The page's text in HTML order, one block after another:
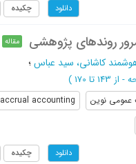
دانلود چکیده
روندهای پژوهشی مقاله
کاشانی، سید عباس؛
از 143 تا 170 )
عمومی نوین accrual accounting
دانلود چکیده